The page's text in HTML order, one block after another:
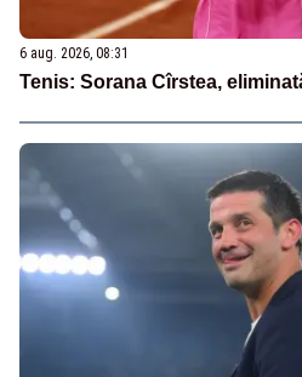
6 aug. 2026, 08:31
Tenis: Sorana Cîrstea,